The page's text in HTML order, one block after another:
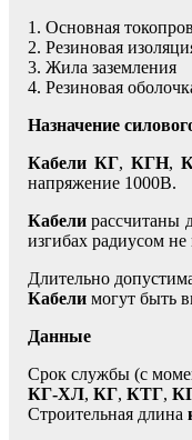
1. Основная
2. Резиновая
3. Жила заземления
4. Резиновая
Назначение
Кабели КГ, КГН,
напряжение 1000В.
Кабели рассчитаны
изгибах радиусом
Длительно
Кабели могут быть
Данные
Срок службы (с
КГ-ХЛ, КГ, КТГ,
Строительная длина